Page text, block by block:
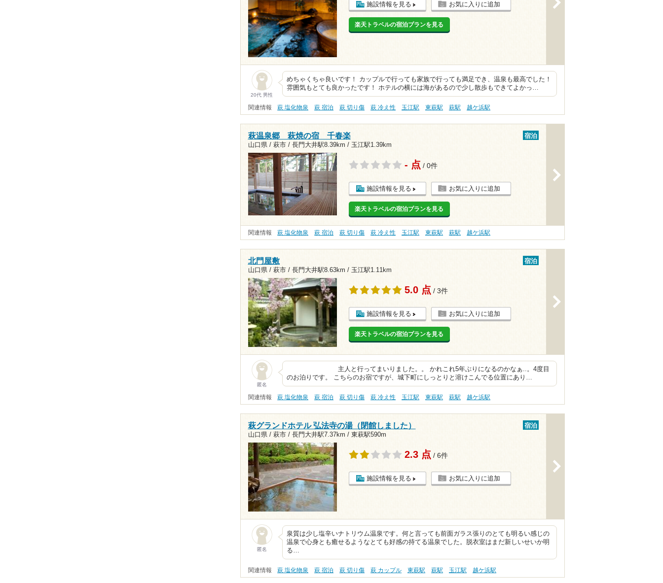
施設情報を見る お気に入りに追加
楽天トラベルの宿泊プランを見る
20代 男性
めちゃくちゃ良いです！ カップルで行っても家族で行っても満足でき、温泉も最高でした！
雰囲気もとても良かったです！ ホテルの横には海があるので少し散歩もできてよかっ…
関連情報 萩 塩化物泉 萩 宿泊 萩 切り傷 萩 冷え性 玉江駅 東萩駅 萩駅 越ケ浜駅
萩温泉郷 萩焼の宿 千春楽
山口県 / 萩市 / 長門大井駅8.39km / 玉江駅1.39km
宿泊
- 点 / 0件
施設情報を見る お気に入りに追加
楽天トラベルの宿泊プランを見る
関連情報 萩 塩化物泉 萩 宿泊 萩 切り傷 萩 冷え性 玉江駅 東萩駅 萩駅 越ケ浜駅
北門屋敷
山口県 / 萩市 / 長門大井駅8.63km / 玉江駅1.11km
宿泊
5.0 点 / 3件
施設情報を見る お気に入りに追加
楽天トラベルの宿泊プランを見る
匿名
主人と行ってまいりました。。 かれこれ5年ぶりになるのかなぁ..。4度目
のお泊りです。 こちらのお宿ですが、城下町にしっとりと溶けこんでる位置にあり…
関連情報 萩 塩化物泉 萩 宿泊 萩 切り傷 萩 冷え性 玉江駅 東萩駅 萩駅 越ケ浜駅
萩グランドホテル 弘法寺の湯（閉館しました）
山口県 / 萩市 / 長門大井駅7.37km / 東萩駅590m
宿泊
2.3 点 / 6件
施設情報を見る お気に入りに追加
匿名
泉質は少し塩辛いナトリウム温泉です。何と言っても前面ガラス張りのとても明るい感じの
温泉で心身とも癒せるようなとても好感の持てる温泉でした。脱衣室はまだ新しいせいか明
る…
関連情報 萩 塩化物泉 萩 宿泊 萩 切り傷 萩 カップル 東萩駅 萩駅 玉江駅 越ケ浜駅